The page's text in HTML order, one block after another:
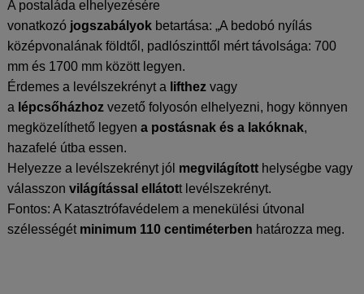
A postaláda elhelyezésére
vonatkozó jogszabályokbetartása: „A bedobó nyílás
középvonalának földtől, padlószinttől mért távolsága: 700
mm és 1700 mm között legyen.
Érdemes a levélszekrényt a lifthezvagy
a lépcsőházhozvezető folyosón elhelyezni, hogy könnyen
megközelíthető legyen a postásnak és a lakóknak,
hazafelé útba essen.
Helyezze a levélszekrényt jól megvilágítotthelységbe vagy
válasszon világítással ellátott levélszekrényt.
Fontos: A Katasztrófavédelem a menekülési útvonal
szélességét minimum 110 centiméterben határozza meg.